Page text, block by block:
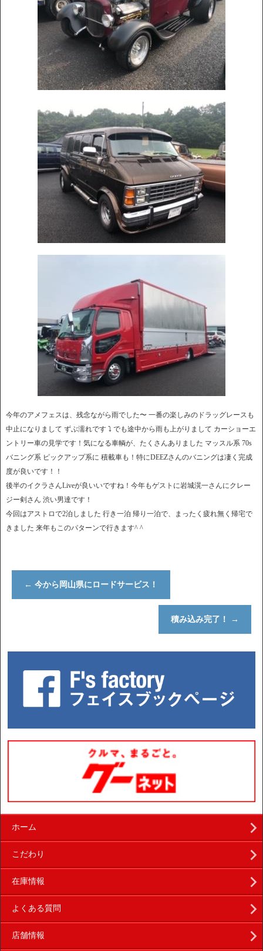
今年のアメフェスは、残念ながら雨でした〜 一番の楽しみのドラッグレースも
中止になりまして ずぶ濡れです ⤵︎ でも途中から雨も上がりまして カーショーエ
ントリー車の見学です！気になる車輌が、たくさんありました マッスル系 70s
バニング系 ピックアップ系に 積載車も！特にDEEZさんのバニングは凄く完成
度が良いです！！
後半のイクラさんLiveが良いいですね！今年もゲストに岩城滉一さんにクレー
ジー剣さん 渋い男達です！
今回はアストロで2泊しました 行き一泊 帰り一泊で、まったく疲れ無く帰宅で
きました 来年もこのパターンで行きます^ ^
← 今から岡山県にロードサービス！
積み込み完了！ →
ホーム
こだわり
在庫情報
よくある質問
店舗情報